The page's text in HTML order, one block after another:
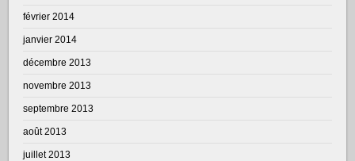
février 2014
janvier 2014
décembre 2013
novembre 2013
septembre 2013
août 2013
juillet 2013